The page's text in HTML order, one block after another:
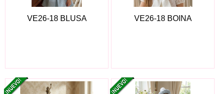
VE26-18 BLUSA VE26-18 BOINA